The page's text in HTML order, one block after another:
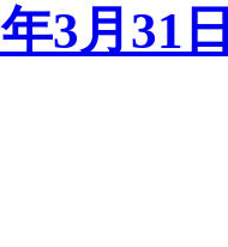
3月31